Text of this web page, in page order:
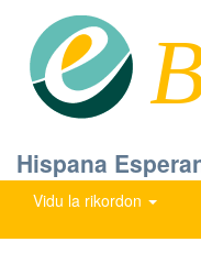
Hispana
Vidu la rikordon